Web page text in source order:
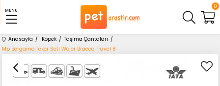
MENU
0
Anasayfa Köpek
Taşıma Çantaları
Mp Bergamo Teker Seti Wojer Bracco Travel 8